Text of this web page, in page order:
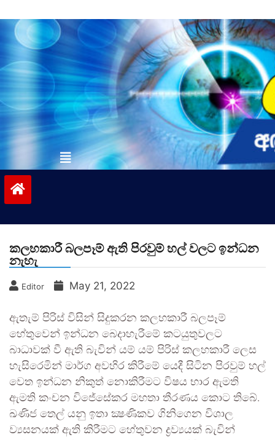
to
contentvinivida.lk
කලහකාරී බලපෑම් ඇති පිරවුම් හල් වලට ඉන්ධන
නැහැ
Editor May 21, 2022
ඇතැම් පිරිස් විසින් සිදුකරන කලහකාරී බලපෑම්
හේතුවෙන් ඉන්ධන බෙදාහැරීමේ කටයුතුවලට
බාධාවක් වී ඇති බැවින් යම් යම් පිරිස් කලහකාරී ලෙස
හැසිරෙමින් මාර්ග අවහිර කිරීමේ යෙදී සිටින පිරවුම් හල්
වෙත ඉන්ධන නිකුත් නොකිරීමට විෂය භාර ඇමති
ඇමති කංචන විජේසේකර මහතා තීරණය කොට තිබේ.
ඛණිජ තෙල් යනු ඉතා ක්‍ෂණිකව ගිනිගෙන විශාල
ව්‍යසනයක් ඇති කිරීමට හේතුවන ද්‍රව්‍යයක් බැවින්